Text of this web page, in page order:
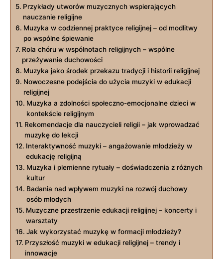
Przykłady utworów muzycznych wspierających
nauczanie religijne
Muzyka w codziennej praktyce religijnej – od modlitwy
po wspólne śpiewanie
Rola chóru w wspólnotach religijnych – wspólne
przeżywanie duchowości
Muzyka jako środek przekazu tradycji i historii religijnej
Nowoczesne podejścia do użycia muzyki w edukacji
religijnej
Muzyka a zdolności społeczno-emocjonalne dzieci w
kontekście religijnym
Rekomendacje dla nauczycieli religii – jak wprowadzać
muzykę do lekcji
Interaktywność muzyki – angażowanie młodzieży w
edukację religijną
Muzyka i plemienne rytuały – doświadczenia z różnych
kultur
Badania nad wpływem muzyki na rozwój duchowy
osób młodych
Muzyczne przestrzenie edukacji religijnej – koncerty i
warsztaty
Jak wykorzystać muzykę w formacji młodzieży?
Przyszłość muzyki w edukacji religijnej – trendy i
innowacje